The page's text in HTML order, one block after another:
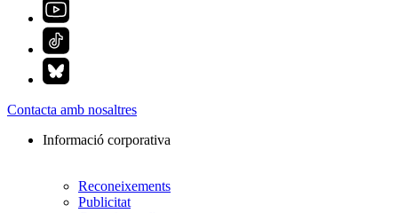
Contacta amb nosaltres
Informació corporativa
Reconeixements
Publicitat